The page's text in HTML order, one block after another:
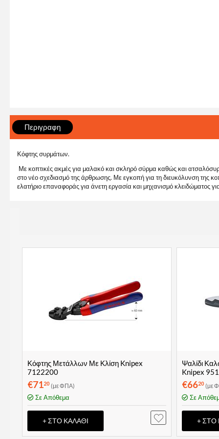
Περιγραφη
Κόφτης συρμάτων.
Με κοπτικές ακμές για μαλακό και σκληρό σύρμα καθώς και
στο νέο σχεδιασμό της άρθρωσης. Με εγκοπή για τη διευκόλυνση της
ελατήριο επαναφοράς για άνετη εργασία και μηχανισμό
Κόφτης Μετάλλων Με Κλίση Knipex
7122200
€7120 (με ΦΠΑ)
Σε Απόθεμα
+ ΣΤΟ ΚΑΛΆΘΙ
Ψαλίδι
Knipex
€6620 (με
Σε
+ ΣΤΟ